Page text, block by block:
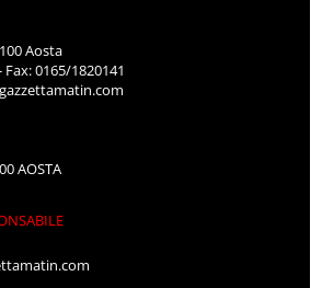
Aosta
0165/1820141
AOSTA